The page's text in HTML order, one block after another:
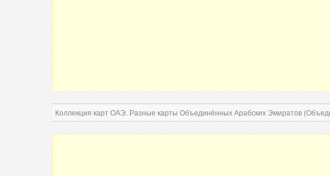
Коллекция карт ОАЭ. Разные карты Объединённых Арабских Эмиратов